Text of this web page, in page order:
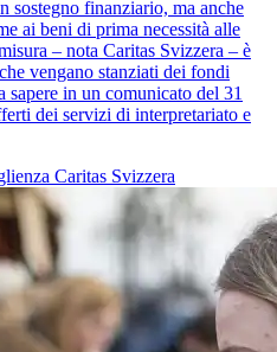
sostegno finanziario, ma anche
ai beni di prima necessità alle
– nota Caritas Svizzera – è
vengano stanziati dei fondi
sapere in un comunicato del 31
dei servizi di interpretariato e
Caritas Svizzera